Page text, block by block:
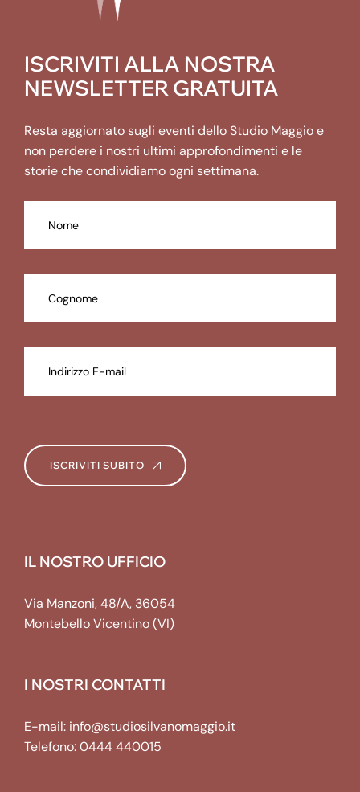
ISCRIVITI ALLA NOSTRA
NEWSLETTER GRATUITA
Resta aggiornato sugli eventi dello Studio Maggio e
non perdere i nostri ultimi approfondimenti e le
storie che condividiamo ogni settimana.
ISCRIVITI SUBITO
IL NOSTRO UFFICIO
Via Manzoni, 48/A, 36054
Montebello Vicentino (VI)
I NOSTRI CONTATTI
E-mail: info@studiosilvanomaggio.it
Telefono:0444 440015